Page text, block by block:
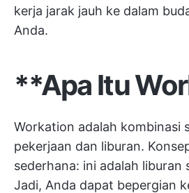
kerja jarak jauh ke dalam
Anda.
**Apa Itu
Workation adalah kombinasi
pekerjaan dan liburan.
sederhana: ini adalah liburan
Jadi, Anda dapat bepergian